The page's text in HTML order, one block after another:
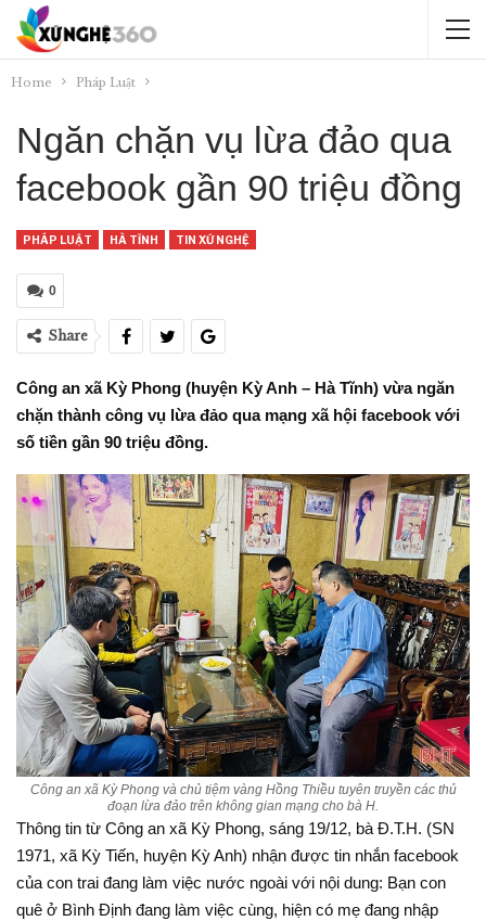
Home Pháp Luật
Ngăn chặn vụ lừa đảo qua
facebook gần 90 triệu đồng
PHÁP LUẬT HÀ TĨNH TIN XỨ NGHỆ
0
Share
Công an xã Kỳ Phong (huyện Kỳ Anh – Hà Tĩnh) vừa ngăn
chặn thành công vụ lừa đảo qua mạng xã hội facebook với
số tiền gần 90 triệu đồng.
Công an xã Kỳ Phong và chủ tiệm vàng Hồng Thiều tuyên truyền các thủ
đoạn lừa đảo trên không gian mạng cho bà H.
Thông tin từ Công an xã Kỳ Phong, sáng 19/12, bà Đ.T.H. (SN
1971, xã Kỳ Tiến, huyện Kỳ Anh) nhận được tin nhắn facebook
của con trai đang làm việc nước ngoài với nội dung: Bạn con
quê ở Bình Định đang làm việc cùng, hiện có mẹ đang nhập